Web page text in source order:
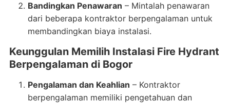
Bandingkan Penawaran – Mintalah penawaran
dari beberapa kontraktor berpengalaman untuk
membandingkan biaya instalasi.
Keunggulan Memilih Instalasi Fire Hydrant
Berpengalaman di Bogor
Pengalaman dan Keahlian – Kontraktor
berpengalaman memiliki pengetahuan dan